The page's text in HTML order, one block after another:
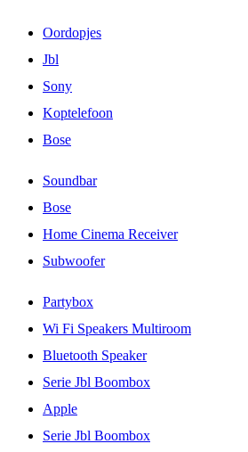
Oordopjes
Jbl
Sony
Koptelefoon
Bose
Soundbar
Bose
Home Cinema Receiver
Subwoofer
Partybox
Wi Fi Speakers Multiroom
Bluetooth Speaker
Serie Jbl Boombox
Apple
Serie Jbl Boombox